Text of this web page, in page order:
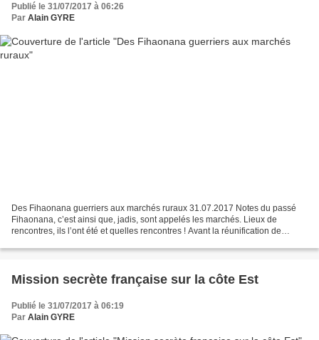
Publié le 31/07/2017 à 06:26
Par Alain GYRE
Des Fihaonana guerriers aux marchés ruraux 31.07.2017 Notes du passé
Fihaonana, c’est ainsi que, jadis, sont appelés les marchés. Lieux de
rencontres, ils l’ont été et quelles rencontres ! Avant la réunification de
Mission secrète française sur la côte Est
Publié le 31/07/2017 à 06:19
Par Alain GYRE